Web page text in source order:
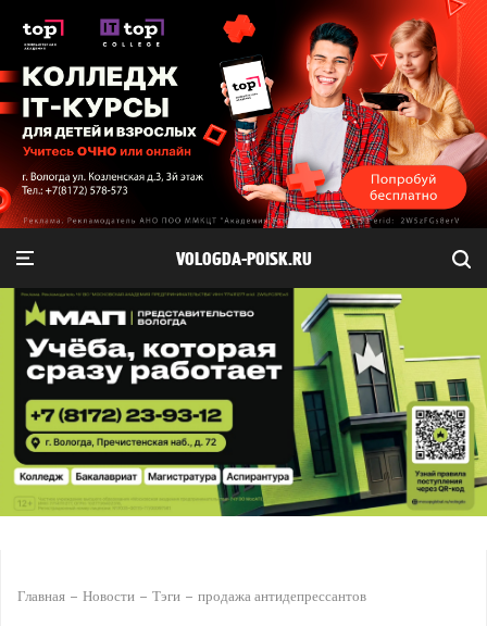
VOLOGDA-POISK.RU
Главная Новости Тэги продажа антидепрессантов